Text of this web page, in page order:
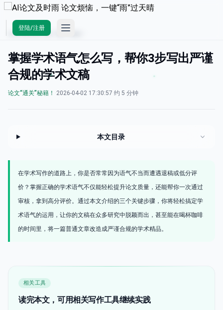
登陆/注册 Open main menu
AI论文及时雨 论文“通关”秘籍！
掌握学术语气怎么写，帮你3步写出严谨
合规的学术文稿
论文“通关”秘籍！ ·2026-04-02 17:30:57·约 5 分钟
本文目录
在学术写作的道路上，你是否常常因为语气不当而遭遇退稿或低分评
价？掌握正确的学术语气不仅能轻松提升论文质量，还能帮你一次通过
审核，拿到高分评价。通过本文介绍的三个关键步骤，你将轻松搞定学
术语气的运用，让你的文稿在众多研究中脱颖而出，甚至能在喝杯咖啡
的时间里，将一篇普通文章改造成严谨合规的学术精品。
相关工具
读完本文，可用相关写作工具继续实践